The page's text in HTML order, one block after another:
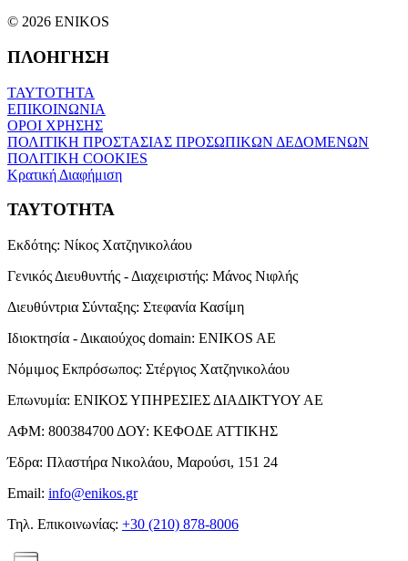
© 2026 ENIKOS
ΠΛΟΗΓΗΣΗ
ΤΑΥΤΟΤΗΤΑ
ΕΠΙΚΟΙΝΩΝΙΑ
ΟΡΟΙ ΧΡΗΣΗΣ
ΠΟΛΙΤΙΚΗ ΠΡΟΣΤΑΣΙΑΣ ΠΡΟΣΩΠΙΚΩΝ ΔΕΔΟΜΕΝΩΝ
ΠΟΛΙΤΙΚΗ COOKIES
Κρατική Διαφήμιση
ΤΑΥΤΟΤΗΤΑ
Εκδότης: Νίκος Χατζηνικολάου
Γενικός Διευθυντής - Διαχειριστής: Μάνος Νιφλής
Διευθύντρια Σύνταξης: Στεφανία Κασίμη
Ιδιοκτησία - Δικαιούχος domain: ENIKOS AE
Νόμιμος Εκπρόσωπος: Στέργιος Χατζηνικολάου
Επωνυμία: ΕΝΙΚΟΣ ΥΠΗΡΕΣΙΕΣ ΔΙΑΔΙΚΤΥΟΥ ΑΕ
ΑΦΜ: 800384700 ΔΟΥ: ΚΕΦΟΔΕ ΑΤΤΙΚΗΣ
Έδρα: Πλαστήρα Νικολάου, Μαρούσι, 151 24
Email: info@enikos.gr
Τηλ. Επικοινωνίας: +30 (210) 878-8006